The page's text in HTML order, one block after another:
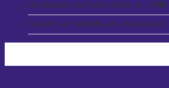
Das Bandfoto darf nicht größer als 3 MB
Das MP3 darf 10 MB nicht überschreiten.